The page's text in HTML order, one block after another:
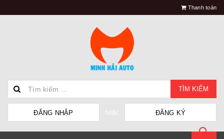
Thanh toán
TÌM KIẾM
ĐĂNG NHẬP hoặc ĐĂNG KÝ